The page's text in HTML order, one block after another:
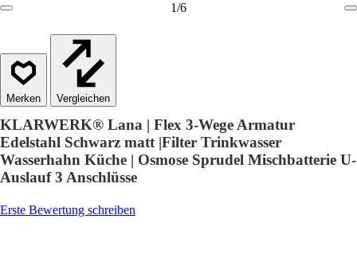
1/6
Vergleichen
KLARWERK® Lana | Flex 3-Wege Armatur
Edelstahl Schwarz matt |Filter Trinkwasser
Wasserhahn Küche | Osmose Sprudel Mischbatterie U-
Auslauf 3 Anschlüsse
Erste Bewertung schreiben